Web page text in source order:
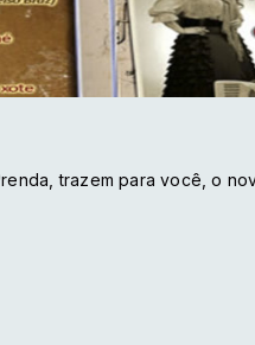
trazem para você, o